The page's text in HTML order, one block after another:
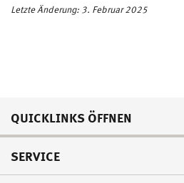
Letzte Änderung: 3. Februar 2025
QUICKLINKS ÖFFNEN
SERVICE